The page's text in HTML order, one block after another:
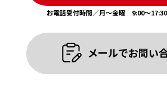
お電話受付時間／月〜金曜 9:00〜17:30
メールでお問い